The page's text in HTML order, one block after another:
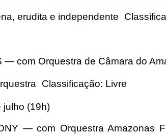
erudita e independente
— com Orquestra de Câmara do
Classificação: Livre
julho (19h)
— com Orquestra Amazonas